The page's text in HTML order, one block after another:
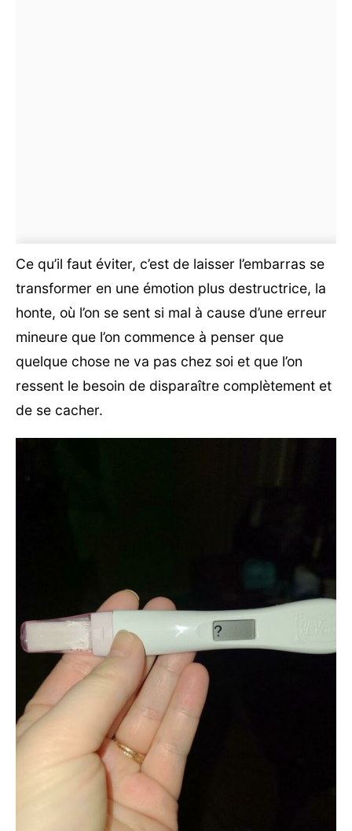
Ce qu’il faut éviter, c’est de laisser l’embarras se
transformer en une émotion plus destructrice, la
honte, où l’on se sent si mal à cause d’une erreur
mineure que l’on commence à penser que
quelque chose ne va pas chez soi et que l’on
ressent le besoin de disparaître complètement et
de se cacher.